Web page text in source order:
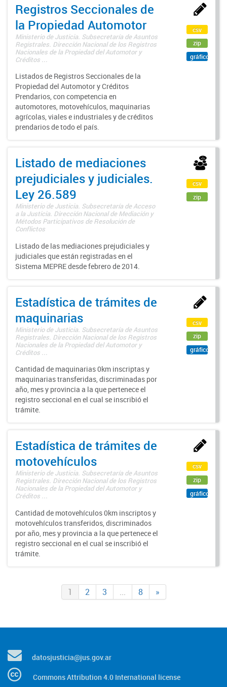
Registros Seccionales de
la Propiedad Automotor
Ministerio de Justicia. Subsecretaría de Asuntos
Registrales. Dirección Nacional de los Registros
Nacionales de la Propiedad del Automotor y
Créditos ...
Listados de Registros Seccionales de la
Propiedad del Automotor y Créditos
Prendarios, con competencia en
automotores, motovehículos, maquinarias
agrícolas, viales e industriales y de créditos
prendarios de todo el país.
csv
zip
gráfico
Listado de mediaciones
prejudiciales y judiciales.
Ley 26.589
Ministerio de Justicia. Subsecretaría de Acceso
a la Justicia. Dirección Nacional de Mediación y
Métodos Participativos de Resolución de
Conflictos
Listado de las mediaciones prejudiciales y
judiciales que están registradas en el
Sistema MEPRE desde febrero de 2014.
csv
zip
Estadística de trámites de
maquinarias
Ministerio de Justicia. Subsecretaría de Asuntos
Registrales. Dirección Nacional de los Registros
Nacionales de la Propiedad del Automotor y
Créditos ...
Cantidad de maquinarias 0km inscriptas y
maquinarias transferidas, discriminadas por
año, mes y provincia a la que pertenece el
registro seccional en el cual se inscribió el
trámite.
csv
zip
gráfico
Estadística de trámites de
motovehículos
Ministerio de Justicia. Subsecretaría de Asuntos
Registrales. Dirección Nacional de los Registros
Nacionales de la Propiedad del Automotor y
Créditos ...
Cantidad de motovehículos 0km inscriptos y
motovehículos transferidos, discriminados
por año, mes y provincia a la que pertenece el
registro seccional en el cual se inscribió el
trámite.
csv
zip
gráfico
1 2 3 ... 8 »
datosjusticia@jus.gov.ar
Commons Attribution 4.0 International license